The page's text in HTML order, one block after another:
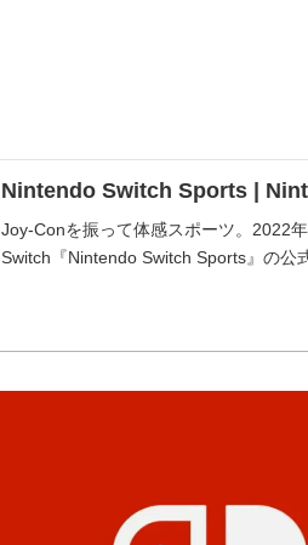
Nintendo Switch Sports |
Joy-Conを振って体感スポーツ。2022
Switch『Nintendo Switch Sports』の公